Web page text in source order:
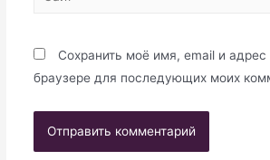
Сохранить моё имя, email и адрес
браузере для последующих моих